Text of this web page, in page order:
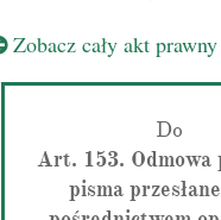
Zobacz cały akt prawny
Do
Art. 153. Odmowa
pisma